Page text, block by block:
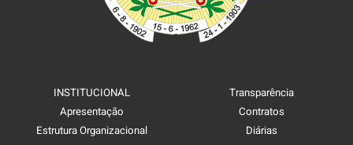
INSTITUCIONAL
Apresentação
Estrutura Organizacional
Transparência
Contratos
Diárias